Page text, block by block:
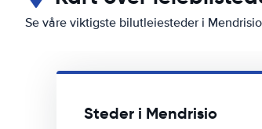
Se våre viktigste bilutleiesteder i Mendrisio
Steder i Mendrisio